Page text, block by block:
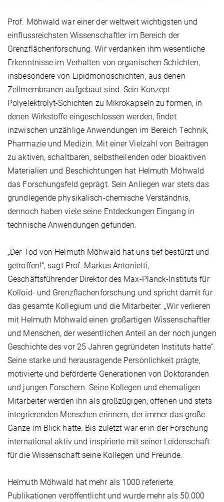
Prof. Möhwald war einer der weltweit wichtigsten und
einflussreichsten Wissenschaftler im Bereich der
Grenzflächenforschung. Wir verdanken ihm wesentliche
Erkenntnisse im Verhalten von organischen Schichten,
insbesondere von Lipidmonoschichten, aus denen
Zellmembranen aufgebaut sind. Sein Konzept
Polyelektrolyt-Schichten zu Mikrokapseln zu formen, in
denen Wirkstoffe eingeschlossen werden, findet
inzwischen unzählige Anwendungen im Bereich Technik,
Pharmazie und Medizin. Mit einer Vielzahl von Beiträgen
zu aktiven, schaltbaren, selbstheilenden oder bioaktiven
Materialien und Beschichtungen hat Helmuth Möhwald
das Forschungsfeld geprägt. Sein Anliegen war stets das
grundlegende physikalisch-chemische Verständnis,
dennoch haben viele seine Entdeckungen Eingang in
technische Anwendungen gefunden.
„Der Tod von Helmuth Möhwald hat uns tief bestürzt und
getroffen!“, sagt Prof. Markus Antonietti,
Geschäftsführender Direktor des Max-Planck-Instituts für
Kolloid- und Grenzflächenforschung und spricht damit für
das gesamte Kollegium und die Mitarbeiter. „Wir verlieren
mit Helmuth Möhwald einen großartigen Wissenschaftler
und Menschen, der wesentlichen Anteil an der noch jungen
Geschichte des vor 25 Jahren gegründeten Instituts hatte“.
Seine starke und herausragende Persönlichkeit prägte,
motivierte und beförderte Generationen von Doktoranden
und jungen Forschern. Seine Kollegen und ehemaligen
Mitarbeiter werden ihn als großzügigen, offenen und stets
integrierenden Menschen erinnern, der immer das große
Ganze im Blick hatte. Bis zuletzt war er in der Forschung
international aktiv und inspirierte mit seiner Leidenschaft
für die Wissenschaft seine Kollegen und Freunde.
Helmuth Möhwald hat mehr als 1000 referierte
Publikationen veröffentlicht und wurde mehr als 50.000